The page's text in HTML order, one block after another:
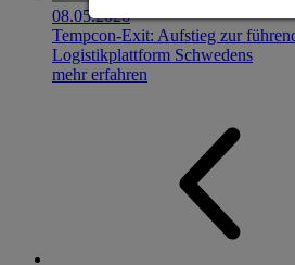
08.05.2026
Tempcon-Exit: Aufstieg zur
Logistikplattform Schwedens
mehr erfahren